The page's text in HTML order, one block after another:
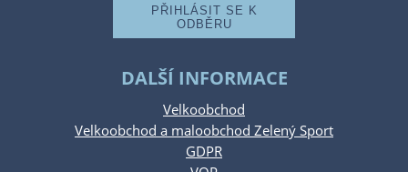
DALŠÍ INFORMACE
Velkoobchod
Velkoobchod a maloobchod Zelený Sport
GDPR